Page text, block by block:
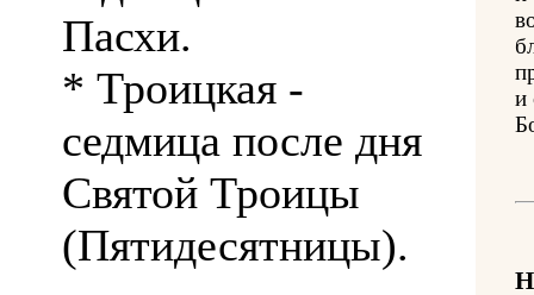
Пасхи.
* Троицкая -
седмица после дня
Святой Троицы
(Пятидесятницы).
и